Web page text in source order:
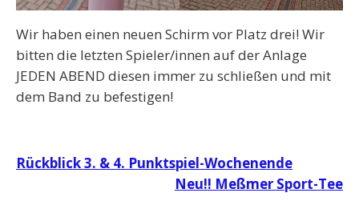
Wir haben einen neuen Schirm vor Platz drei! Wir
bitten die letzten Spieler/innen auf der Anlage
JEDEN ABEND diesen immer zu schließen und mit
dem Band zu befestigen!
Beitragsnavigation
Rückblick 3. & 4. Punktspiel-Wochenende
Neu!! Meßmer Sport-Tee